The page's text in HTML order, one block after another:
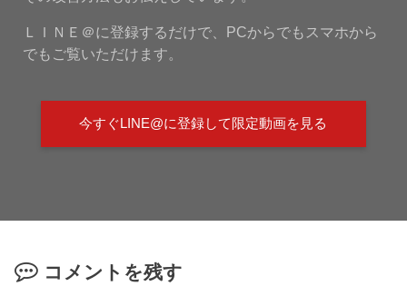
ＬＩＮＥ＠に登録するだけで、PCからでもスマホから
でもご覧いただけます。
今すぐLINE@に登録して限定動画を見る
コメントを残す